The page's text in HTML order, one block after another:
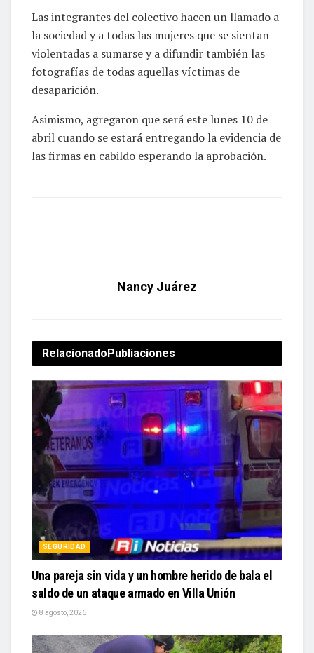
Las integrantes del colectivo hacen un llamado a
la sociedad y a todas las mujeres que se sientan
violentadas a sumarse y a difundir también las
fotografías de todas aquellas víctimas de
desaparición.
Asimismo, agregaron que será este lunes 10 de
abril cuando se estará entregando la evidencia de
las firmas en cabildo esperando la aprobación.
SEGURIDAD
Una pareja sin vida y un hombre herido de bala el
saldo de un ataque armado en Villa Unión